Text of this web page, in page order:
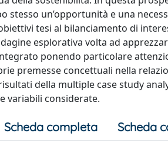
stesso un’opportunità e una
tesi al bilanciamento di
esplorativa volta ad
ponendo particolare
premesse concettuali nella
della multiple case study
variabili considerate.
Scheda completa Scheda